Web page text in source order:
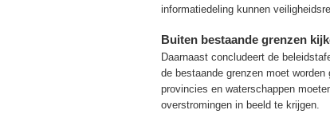
informatiedeling kunnen
Buiten bestaande grenzen
Daarnaast concludeert de
de bestaande grenzen moet
provincies en waterschappen
overstromingen in beeld te krijgen.